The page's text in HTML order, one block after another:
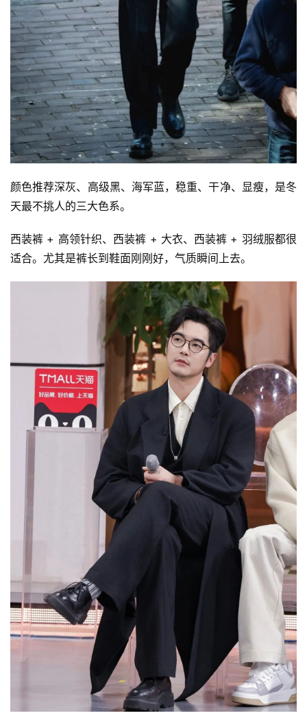
页
颜色推荐深灰、高级黑、海军蓝，稳重、干净、显瘦，是冬
天最不挑人的三大色系。
西装裤 + 高领针织、西装裤 + 大衣、西装裤 + 羽绒服都很
适合。尤其是裤长到鞋面刚刚好，气质瞬间上去。